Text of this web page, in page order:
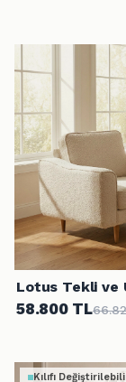
Lotus Tekli ve
58.800 TL
Kılıfı